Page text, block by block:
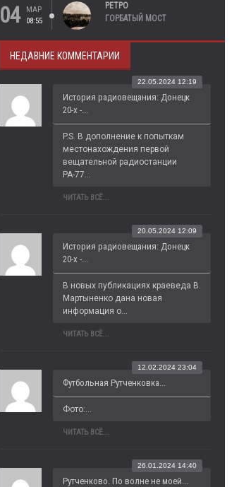
04
МАР
08:55
РЕТРО
ГОРБАТЫЙ МОСТ
НЕДАВНИЕ КОММЕНТАРИИ
История радиовещания: Донецк
20-х -...
22.05.2024 12:19
P.S. В дополнение к попыткам
местонахождения первой
вещательной радиостанции
РА-77...
ЧИТАТЬ ВСЁ...
История радиовещания: Донецк
20-х -...
20.05.2024 12:09
В новых публикациях краеведа В.
Мартыненко дана новая
информация о...
ЧИТАТЬ ВСЁ...
Футбольная Рутченковка...
12.02.2024 23:04
Фото:...
ЧИТАТЬ ВСЁ...
Рутченково. По волне не моей...
26.01.2024 14:40